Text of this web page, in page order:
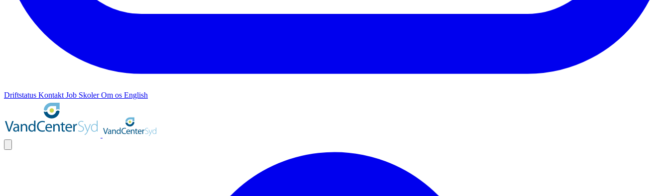
Driftstatus Kontakt Job SkolerOm os English